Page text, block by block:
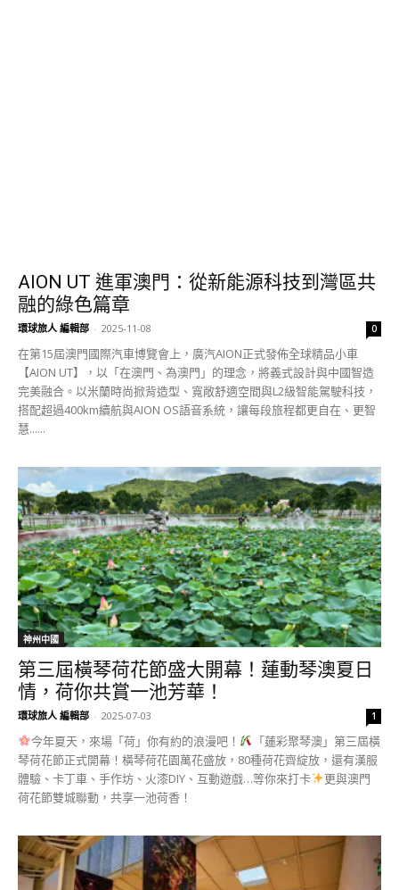
AION UT 進軍澳門：從新能源科技到灣區共
融的綠色篇章
環球旅人 編輯部 - 2025-11-08 0
在第15屆澳門國際汽車博覽會上，廣汽AION正式發佈全球精品小車
【AION UT】，以「在澳門、為澳門」的理念，將義式設計與中國智造
完美融合。以米蘭時尚掀背造型、寬敞舒適空間與L2級智能駕駛科技，
搭配超過400km續航與AION OS語音系統，讓每段旅程都更自在、更智
慧......
神州中國
第三屆橫琴荷花節盛大開幕！蓮動琴澳夏日
情，荷你共賞一池芳華！
環球旅人 編輯部 - 2025-07-03 1
今年夏天，來場「荷」你有約的浪漫吧！
「蓮彩聚琴澳」第三屆橫
琴荷花節正式開幕！橫琴荷花園萬花盛放，80種荷花齊綻放，還有漢服
體驗、卡丁車、手作坊、火漆DIY、互動遊戲…等你來打卡
更與澳門
荷花節雙城聯動，共享一池荷香！